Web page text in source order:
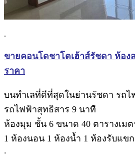
.
ขายคอนโดชาโตเฮ้าส์รัชดา ห้อง
ราคา
บนทำเลที่ดีที่สุดในย่านรัชดา รถไ
รถไฟฟ้าสุทธิสาร 9 นาที
ห้องมุม ชั้น 6 ขนาด 40 ตารางเมต
1 ห้องนอน 1 ห้องน้ำ 1 ห้องรับแขก
.